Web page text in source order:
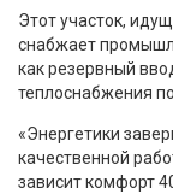
Этот участок,
снабжает
как резервный
теплоснабжения
«Энергетики
качественной
зависит комфорт